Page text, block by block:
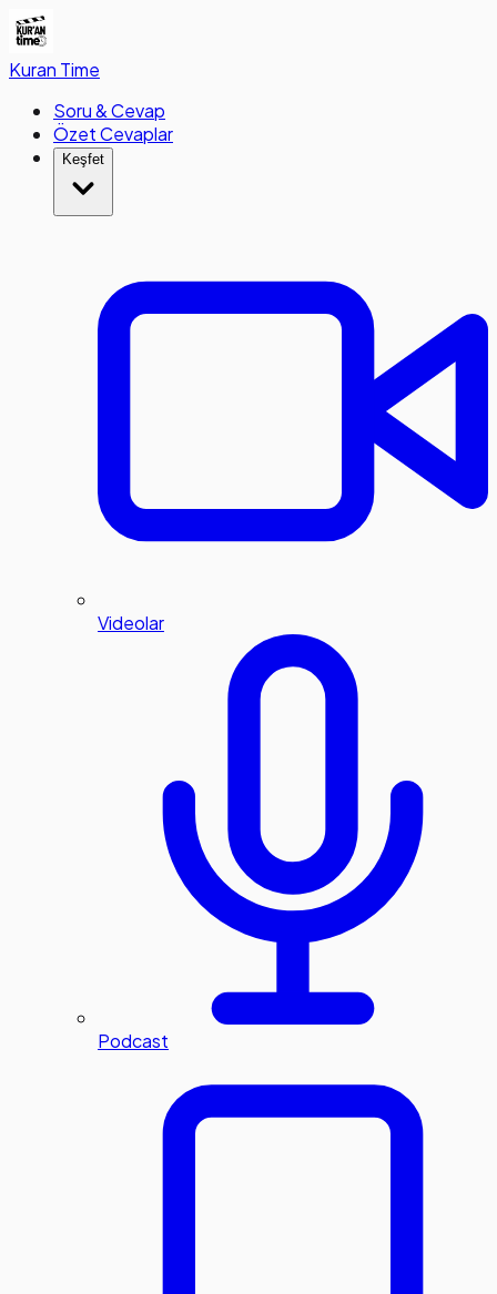
Kuran Time
Soru & Cevap
Özet Cevaplar
Keşfet
Videolar
Podcast